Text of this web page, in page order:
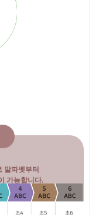
알파벳부터
가능합니다.